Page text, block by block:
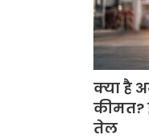
क्या है
कीमत?
तेल